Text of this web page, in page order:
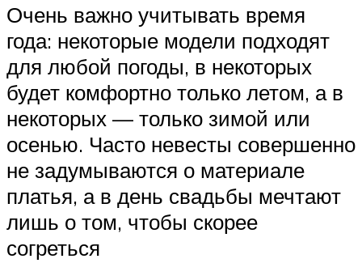
Очень важно учитывать время
года: некоторые модели подходят
для любой погоды, в некоторых
будет комфортно только летом, а в
некоторых — только зимой или
осенью. Часто невесты совершенно
не задумываются о материале
платья, а в день свадьбы мечтают
лишь о том, чтобы скорее
согреться